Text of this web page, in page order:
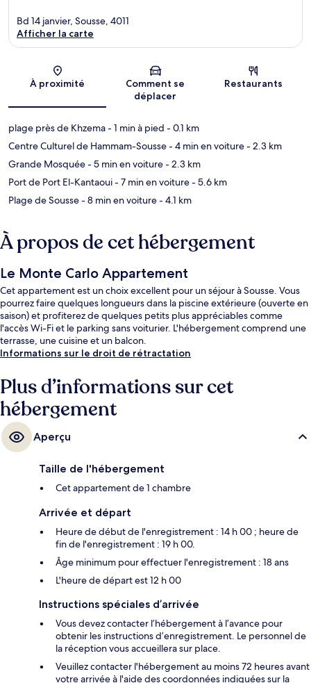
Carte
Bd 14 janvier, Sousse, 4011
Afficher la carte
À proximité
Comment se
déplacer
Restaurants
plage près de Khzema- 1 min à pied - 0.1 km
Centre Culturel de Hammam-Sousse- 4 min en voiture- 2.3 km
Grande Mosquée- 5 min en voiture- 2.3 km
Port de Port El-Kantaoui- 7 min en voiture- 5.6 km
Plage de Sousse- 8 min en voiture- 4.1 km
À propos de cet hébergement
Le Monte Carlo Appartement
Cet appartement est un choix excellent pour un séjour à Sousse. Vous
pourrez faire quelques longueurs dans la piscine extérieure (ouverte en
saison) et profiterez de quelques petits plus appréciables comme
l'accès Wi-Fi et le parking sans voiturier. L'hébergement comprend une
terrasse, une cuisine et un balcon.
Informations sur le droit de rétractation
Plus d’informations sur cet
hébergement
Aperçu
Taille de l'hébergement
Cet appartement de 1 chambre
Arrivée et départ
Heure de début de l'enregistrement : 14 h 00 ; heure de
fin de l'enregistrement : 19 h 00.
Âge minimum pour effectuer l'enregistrement : 18 ans
L'heure de départ est 12 h 00
Instructions spéciales d’arrivée
Vous devez contacter l’hébergement à l’avance pour
obtenir les instructions d’enregistrement. Le personnel de
la réception vous accueillera sur place.
Veuillez contacter l'hébergement au moins 72 heures avant
votre arrivée à l'aide des coordonnées indiquées sur la